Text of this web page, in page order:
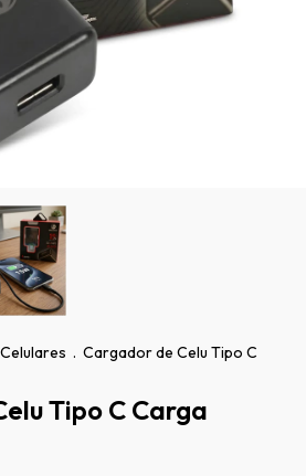
. Cargador de Celu Tipo C
Tipo C Carga